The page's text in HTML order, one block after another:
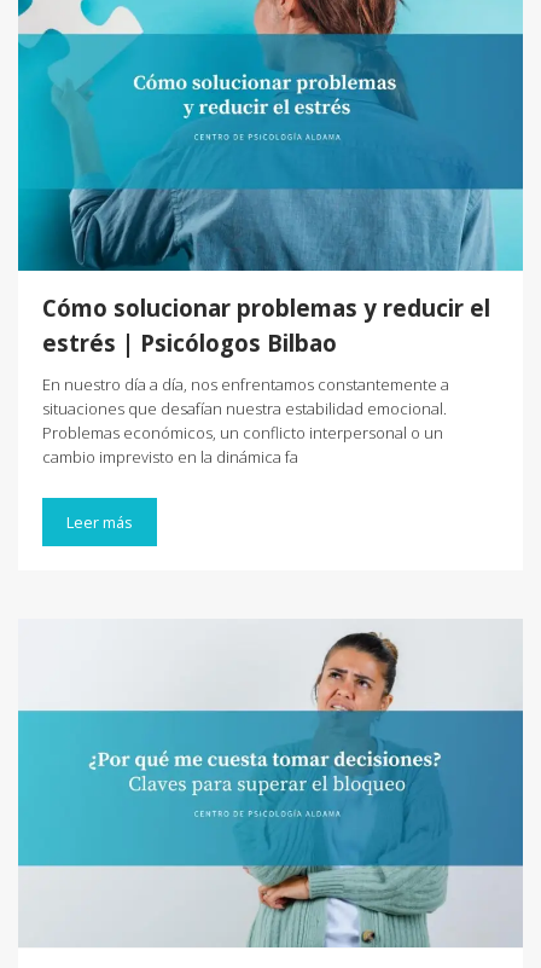
Cómo solucionar problemas y reducir el
estrés | Psicólogos Bilbao
En nuestro día a día, nos enfrentamos constantemente a
situaciones que desafían nuestra estabilidad emocional.
Problemas económicos, un conflicto interpersonal o un
cambio imprevisto en la dinámica fa
Leer más